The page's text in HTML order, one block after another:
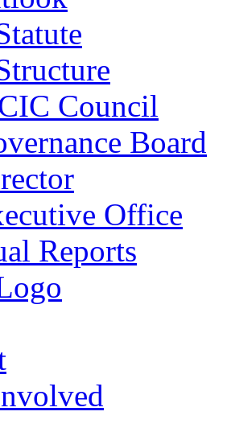
Council
Board
Office
Reports